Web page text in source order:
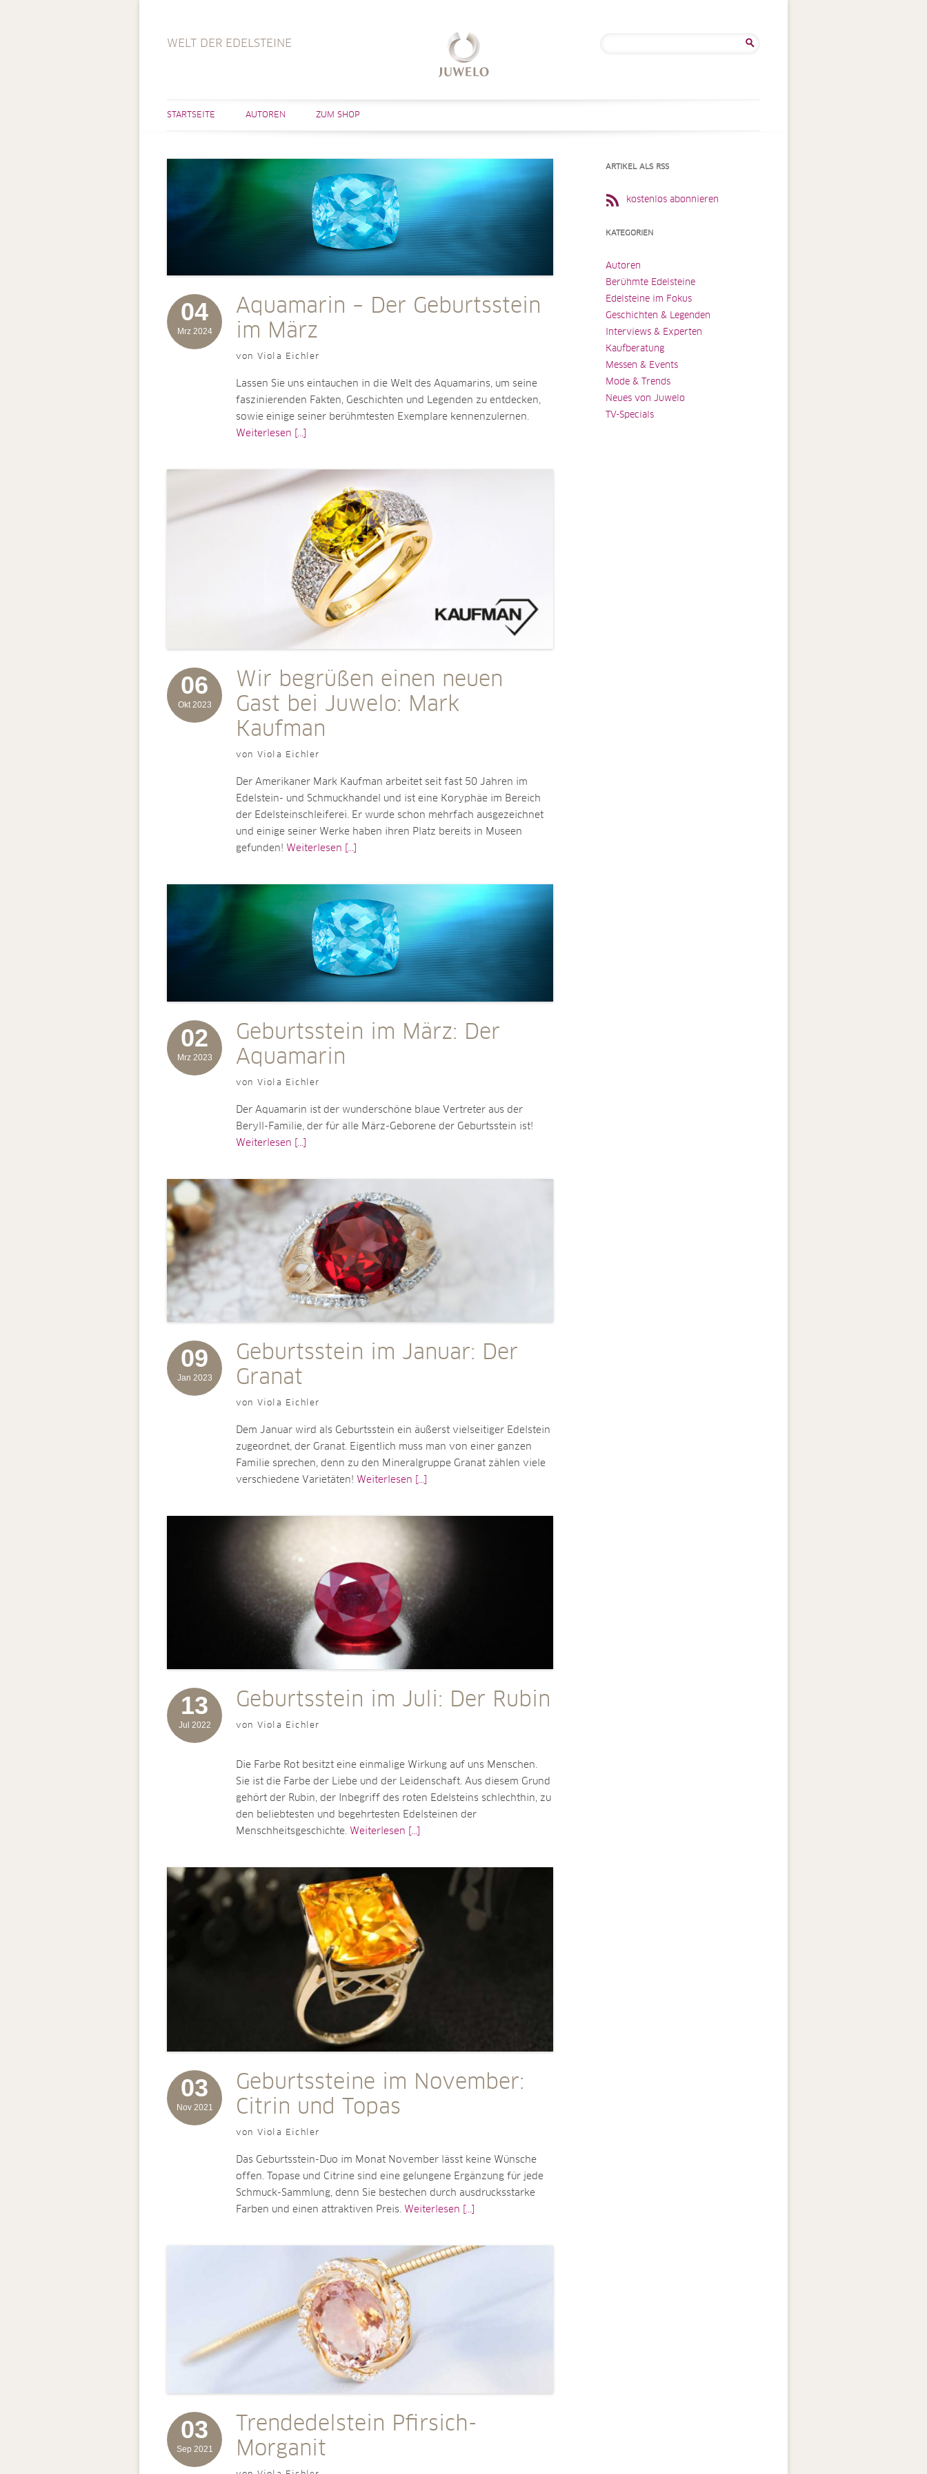
WELT DER EDELSTEINE
STARTSEITE AUTOREN ZUM SHOP
04
Mrz 2024
Aquamarin – Der Geburtsstein
im März
von Viola Eichler
Lassen Sie uns eintauchen in die Welt des Aquamarins, um seine
faszinierenden Fakten, Geschichten und Legenden zu entdecken,
sowie einige seiner berühmtesten Exemplare kennenzulernen.
Weiterlesen [...]
06
Okt 2023
Wir begrüßen einen neuen
Gast bei Juwelo: Mark
Kaufman
von Viola Eichler
Der Amerikaner Mark Kaufman arbeitet seit fast 50 Jahren im
Edelstein- und Schmuckhandel und ist eine Koryphäe im Bereich
der Edelsteinschleiferei. Er wurde schon mehrfach ausgezeichnet
und einige seiner Werke haben ihren Platz bereits in Museen
gefunden! Weiterlesen [...]
02
Mrz 2023
Geburtsstein im März: Der
Aquamarin
von Viola Eichler
Der Aquamarin ist der wunderschöne blaue Vertreter aus der
Beryll-Familie, der für alle März-Geborene der Geburtsstein ist!
Weiterlesen [...]
09
Jan 2023
Geburtsstein im Januar: Der
Granat
von Viola Eichler
Dem Januar wird als Geburtsstein ein äußerst vielseitiger Edelstein
zugeordnet, der Granat. Eigentlich muss man von einer ganzen
Familie sprechen, denn zu den Mineralgruppe Granat zählen viele
verschiedene Varietäten! Weiterlesen [...]
13
Jul 2022
Geburtsstein im Juli: Der Rubin
von Viola Eichler
Die Farbe Rot besitzt eine einmalige Wirkung auf uns Menschen.
Sie ist die Farbe der Liebe und der Leidenschaft. Aus diesem Grund
gehört der Rubin, der Inbegriff des roten Edelsteins schlechthin, zu
den beliebtesten und begehrtesten Edelsteinen der
Menschheitsgeschichte. Weiterlesen [...]
03
Nov 2021
Geburtssteine im November:
Citrin und Topas
von Viola Eichler
Das Geburtsstein-Duo im Monat November lässt keine Wünsche
offen. Topase und Citrine sind eine gelungene Ergänzung für jede
Schmuck-Sammlung, denn Sie bestechen durch ausdrucksstarke
Farben und einen attraktiven Preis. Weiterlesen [...]
03
Sep 2021
Trendedelstein Pfirsich-
Morganit
ARTIKEL ALS RSS
kostenlos abonnieren
KATEGORIEN
Autoren
Berühmte Edelsteine
Edelsteine im Fokus
Geschichten & Legenden
Interviews & Experten
Kaufberatung
Messen & Events
Mode & Trends
Neues von Juwelo
TV-Specials